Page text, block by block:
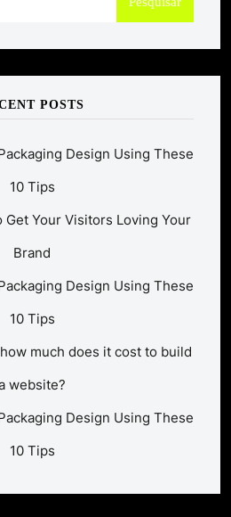
POSTS
Design Using These
10 Tips
Get Your Visitors Loving Your
Brand
Design Using These
10 Tips
much does it cost to build
website?
Design Using These
10 Tips